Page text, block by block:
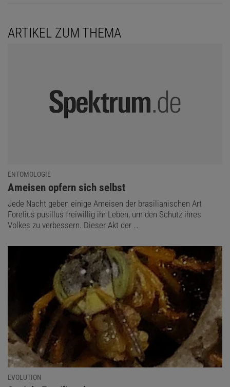
ARTIKEL ZUM THEMA
ENTOMOLOGIE
:
Ameisen opfern sich selbst
Jede Nacht geben einige Ameisen der brasilianischen Art
Forelius pusillus freiwillig ihr Leben, um den Schutz ihres
Volkes zu verbessern. Dieser Akt der …
EVOLUTION